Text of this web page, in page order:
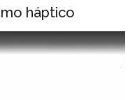
háptico